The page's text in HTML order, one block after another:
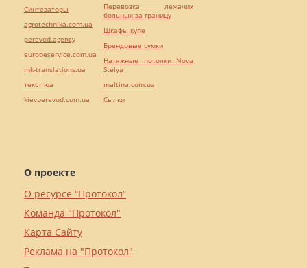
О проекте
О ресурсе “Протокол”
Команда "Протокол"
Карта Сайту
Реклама на "Протокол"
Синтезаторы
agrotechnika.com.ua
perevod.agency
europeservice.com.ua
mk-translations.ua
текст юа
kievperevod.com.ua
Перевозка лежачих
больных за границу
Шкафы купе
Брендовые сумки
Натяжные потолки Nova
Stelya
maltina.com.ua
Cылки